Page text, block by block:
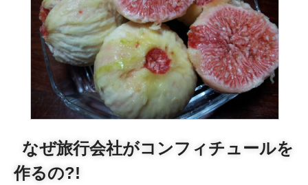
なぜ旅行会社がコンフィチュールを
作るの?!